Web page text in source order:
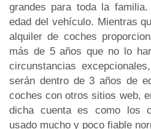
grandes para toda la
edad del vehículo. Mientras
alquiler de coches
más de 5 años que no lo
circunstancias
serán dentro de 3 años de
coches con otros sitios web,
dicha cuenta es como los
usado mucho y poco fiable